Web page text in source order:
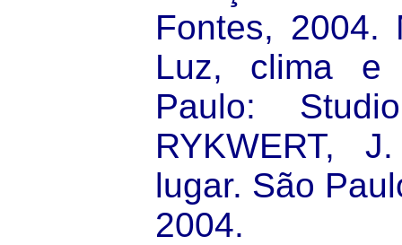
Fontes, 2004.
Luz, clima e
Paulo:
RYKWERT,
lugar. São
2004.